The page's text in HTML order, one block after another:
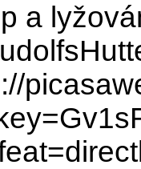
a